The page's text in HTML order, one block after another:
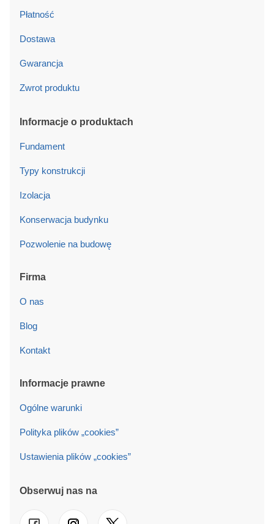
Płatność
Dostawa
Gwarancja
Zwrot produktu
Informacje o produktach
Fundament
Typy konstrukcji
Izolacja
Konserwacja budynku
Pozwolenie na budowę
Firma
O nas
Blog
Kontakt
Informacje prawne
Ogólne warunki
Polityka plików „cookies”
Ustawienia plików „cookies”
Obserwuj nas na